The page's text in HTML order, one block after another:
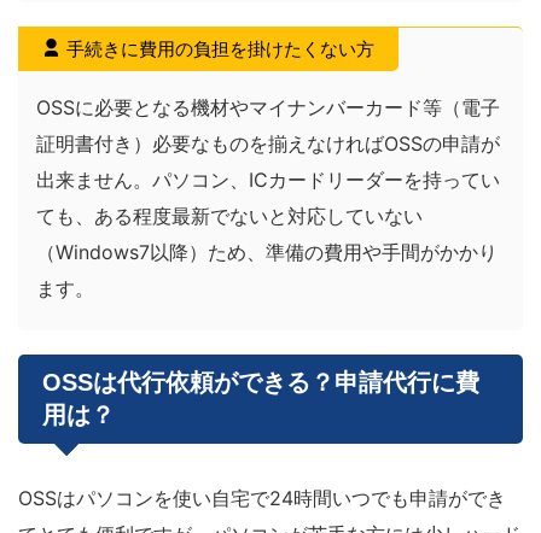
手続きに費用の負担を掛けたくない方
OSSに必要となる機材やマイナンバーカード等（電子
証明書付き）必要なものを揃えなければOSSの申請が
出来ません。パソコン、ICカードリーダーを持ってい
ても、ある程度最新でないと対応していない
（Windows7以降）ため、準備の費用や手間がかかり
ます。
OSSは代行依頼ができる？申請代行に費
用は？
OSSはパソコンを使い自宅で24時間いつでも申請ができ